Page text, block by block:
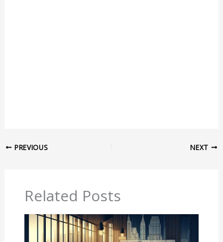
PREVIOUS NEXT
Related Posts